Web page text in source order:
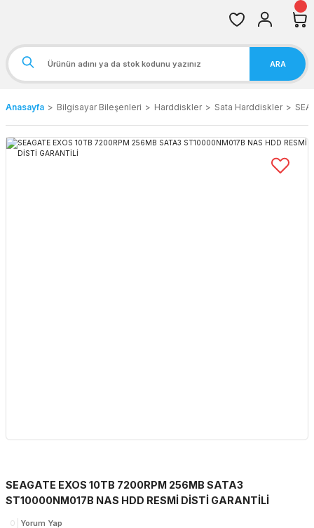
ARA
Anasayfa Bilgisayar Bileşenleri Harddiskler Sata Harddiskler
SEAGATE EXOS 10TB 7200RPM 256MB SATA3
ST10000NM017B NAS HDD RESMİ DİSTİ GARANTİLİ
0 Yorum Yap